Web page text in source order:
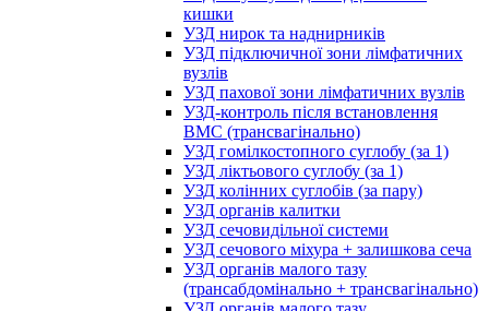
кишки
УЗД нирок та наднирників
УЗД підключичної зони лімфатичних
вузлів
УЗД пахової зони лімфатичних вузлів
УЗД-контроль після встановлення
ВМС (трансвагінально)
УЗД гомілкостопного суглобу (за 1)
УЗД ліктьового суглобу (за 1)
УЗД колінних суглобів (за пару)
УЗД органів калитки
УЗД сечовидільної системи
УЗД сечового міхура + залишкова сеча
УЗД органів малого тазу
(трансабдомінально + трансвагінально)